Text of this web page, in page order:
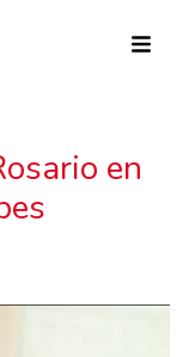
en